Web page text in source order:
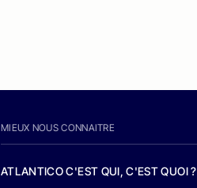
MIEUX NOUS CONNAITRE
ATLANTICO C'EST QUI, C'EST QUOI ?